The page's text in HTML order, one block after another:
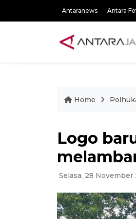
Antaranews Antara
Home
Logo
Selasa, 28 November